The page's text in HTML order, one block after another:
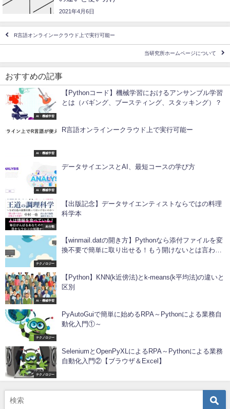
2021年4月6日
R言語オンラインークラウド上で実行可能ー
当研究所ホームページについて
おすすめの記事
AI・機械学習
【Pythonコード】機械学習におけるアンサンブル学習
とは（バギング、ブースティング、スタッキング）？
AI・機械学習
R言語オンラインークラウド上で実行可能ー
AI・機械学習
データサイエンスとAI、最短コースの学び方
未分類
【出版記念】データサイエンティストならではの料理
科学本
テクノロジー
【winmail.datの開き方】Pythonなら添付ファイルを変
換不要で簡単に取り出せる！もう開けないとは言わせ
AI・機械学習
【Python】KNN(k近傍法)とk-means(k平均法)の違いと
区別
テクノロジー
PyAutoGuiで簡単に始めるRPA～Pythonによる業務自
動化入門①～
テクノロジー
SeleniumとOpenPyXLによるRPA～Pythonによる業務
自動化入門②【ブラウザ＆Excel】